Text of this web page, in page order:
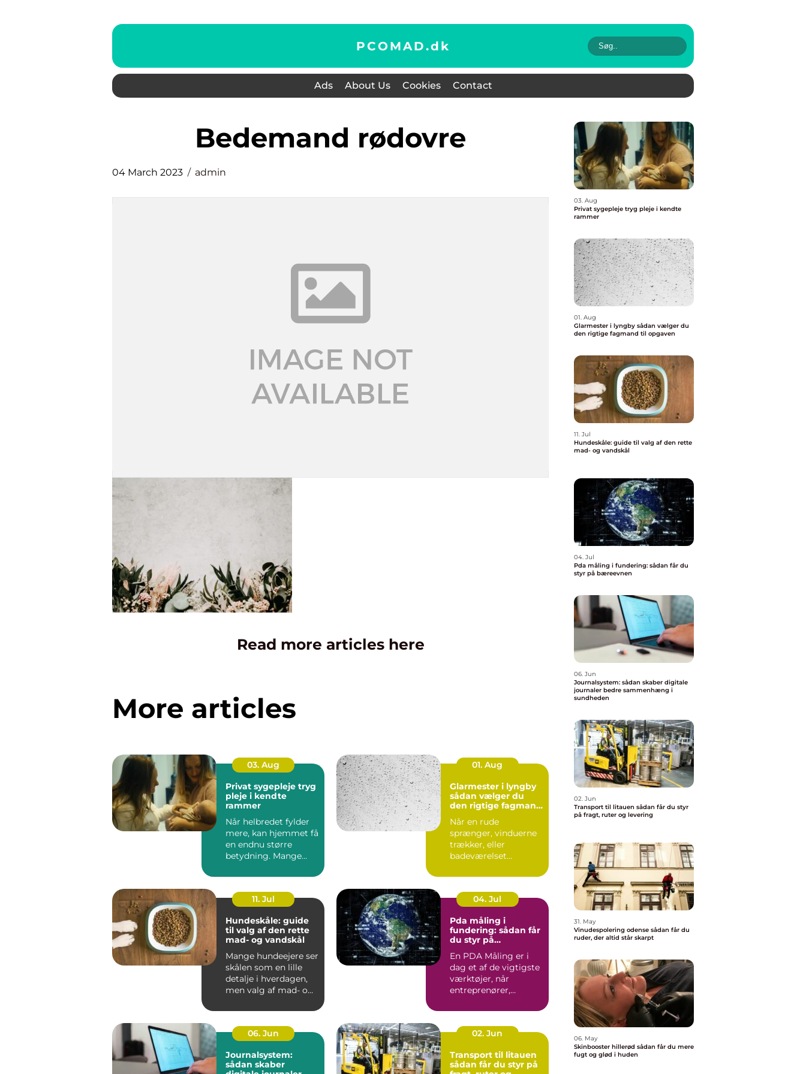
PCOMAD.dk
Ads About Us Cookies Contact
bedemand rødovre
04 March 2023 admin
Read more articles here
More articles
03. Aug
Privat sygepleje tryg
pleje i kendte
rammer
Når helbredet fylder
mere, kan hjemmet få
en endnu større
betydning. Mange
be...
01. Aug
Glarmester i lyngby
sådan vælger du
den rigtige fagmand
Når en rude
sprænger, vinduerne
trækker, eller
badeværelset
spejl, er en glarmest...
11. Jul
Hundeskåle: guide
til valg af den rette
mad- og vandskål
Mange hundeejere ser
skålen som en lille
detalje i hverdagen,
men valg af mad- og
04. Jul
Pda måling i
fundering: sådan får
du styr på
En PDA Måling er i
dag et af de vigtigste
værktøjer, når
entreprenører,
rådgivere vil d...
06. Jun
Journalsystem:
sådan skaber
02. Jun
Transport til litauen
sådan får du styr på
03. Aug
Privat sygepleje tryg pleje i kendte
rammer
01. Aug
Glarmester i lyngby sådan vælger du
den rigtige fagmand til opgaven
11. Jul
Hundeskåle: guide til valg af den rette
mad- og vandskål
04. Jul
Pda måling i fundering: sådan får du
styr på bæreevnen
06. Jun
Journalsystem: sådan skaber digitale
journaler bedre sammenhæng i
sundheden
02. Jun
Transport til litauen sådan får du styr
på fragt, ruter og levering
31. May
Vinudespolering odense sådan får du
ruder, der altid står skarpt
06. May
Skinbooster hillerød sådan får du mere
fugt og glød i huden